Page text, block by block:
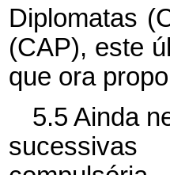
Diplomatas
(CAP), este
que ora
5.5 Ainda